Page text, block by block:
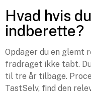
Hvad hvis
indberette?
Opdager du en glemt
fradraget ikke tabt.
til tre år tilbage.
TastSelv, find den